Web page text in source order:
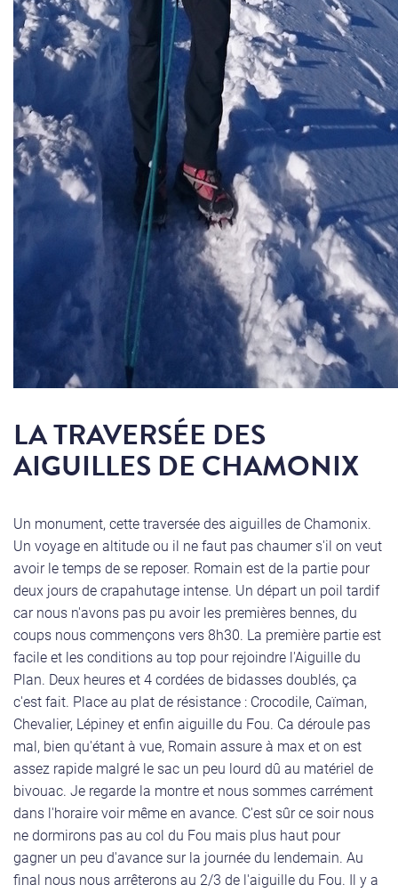
LA TRAVERSÉE DES
AIGUILLES DE CHAMONIX
Un monument, cette traversée des aiguilles de Chamonix.
Un voyage en altitude ou il ne faut pas chaumer s'il on veut
avoir le temps de se reposer. Romain est de la partie pour
deux jours de crapahutage intense. Un départ un poil tardif
car nous n'avons pas pu avoir les premières bennes, du
coups nous commençons vers 8h30. La première partie est
facile et les conditions au top pour rejoindre l'Aiguille du
Plan. Deux heures et 4 cordées de bidasses doublés, ça
c'est fait. Place au plat de résistance : Crocodile, Caïman,
Chevalier, Lépiney et enfin aiguille du Fou. Ca déroule pas
mal, bien qu'étant à vue, Romain assure à max et on est
assez rapide malgré le sac un peu lourd dû au matériel de
bivouac. Je regarde la montre et nous sommes carrément
dans l'horaire voir même en avance. C'est sûr ce soir nous
ne dormirons pas au col du Fou mais plus haut pour
gagner un peu d'avance sur la journée du lendemain. Au
final nous nous arrêterons au 2/3 de l'aiguille du Fou. Il y a